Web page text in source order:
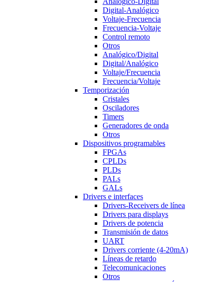
Digital-Analógico
Voltaje-Frecuencia
Frecuencia-Voltaje
Control remoto
Otros
Analógico/Digital
Digital/Analógico
Voltaje/Frecuencia
Frecuencia/Voltaje
Temporización
Cristales
Osciladores
Timers
Generadores de onda
Otros
Dispositivos programables
FPGAs
CPLDs
PLDs
PALs
GALs
Drivers e interfaces
Drivers-Receivers de línea
Drivers para displays
Drivers de potencia
Transmisión de datos
UART
Drivers corriente (4-20mA)
Líneas de retardo
Telecomunicaciones
Otros